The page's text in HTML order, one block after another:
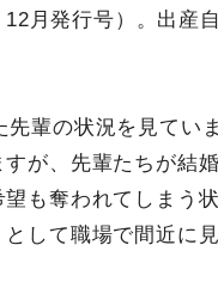
月発行号）。出産
輩の状況を見てい
が、先輩たちが結
も奪われてしまう
して職場で間近に